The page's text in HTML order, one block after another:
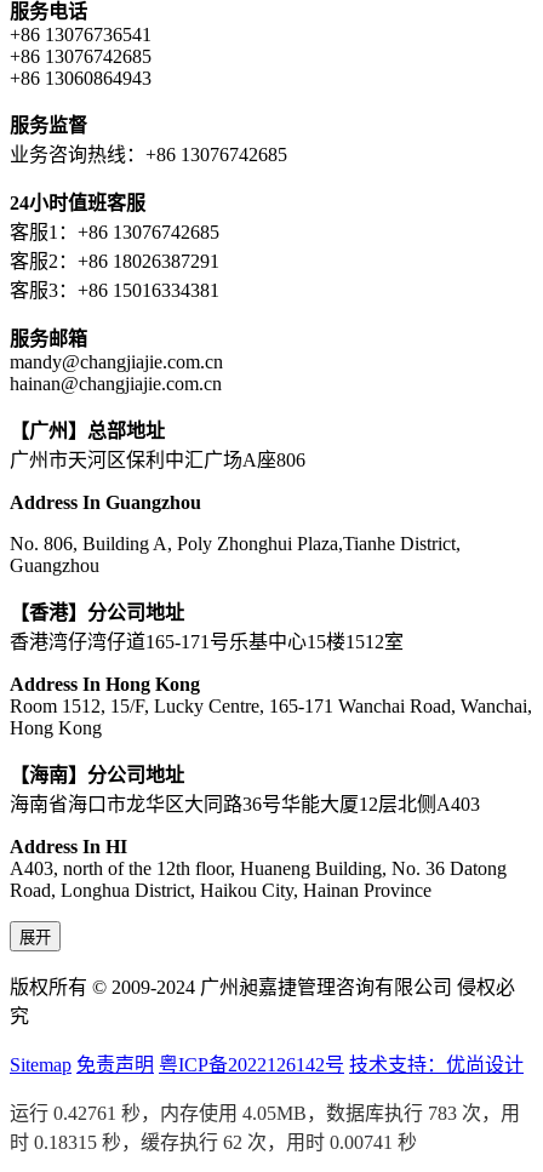
服务电话
+86 13076736541
+86 13076742685
+86 13060864943
服务监督
业务咨询热线：+86 13076742685
24小时值班客服
客服1：+86 13076742685
客服2：+86 18026387291
客服3：+86 15016334381
服务邮箱
mandy@changjiajie.com.cn
hainan@changjiajie.com.cn
【广州】总部地址
广州市天河区保利中汇广场A座806
Address In Guangzhou
No. 806, Building A, Poly Zhonghui Plaza,Tianhe District,
Guangzhou
【香港】分公司地址
香港湾仔湾仔道165-171号乐基中心15楼1512室
Address In Hong Kong
Room 1512, 15/F, Lucky Centre, 165-171 Wanchai Road, Wanchai,
Hong Kong
【海南】分公司地址
海南省海口市龙华区大同路36号华能大厦12层北侧A403
Address In HI
A403, north of the 12th floor, Huaneng Building, No. 36 Datong
Road, Longhua District, Haikou City, Hainan Province
展开
版权所有 © 2009-2024 广州昶嘉捷管理咨询有限公司 侵权必
究
Sitemap 免责声明 粤ICP备2022126142号 技术支持：优尚设计
运行 0.42761 秒，内存使用 4.05MB，数据库执行 783 次，用
时 0.18315 秒，缓存执行 62 次，用时 0.00741 秒